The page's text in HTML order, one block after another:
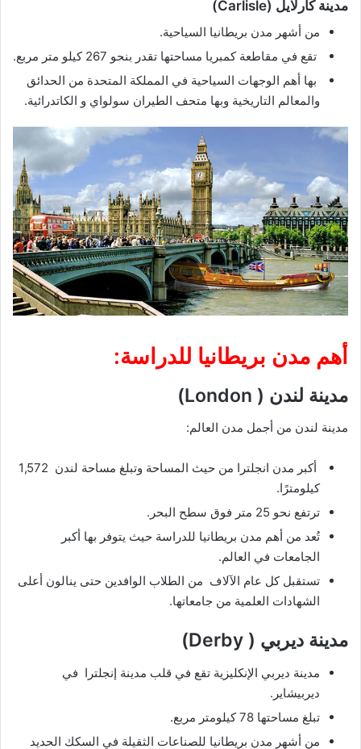
من أشهر مدن بريطانيا السياحية.
تقع في مقاطعة كمبريا مساحتها تقدر بنحو 267 كيلو متر مربع.
بها أهم الوجهات السياحية في المملكة المتحدة من الحدائق
والمعالم التاريخية وبها متحف الطيران سولواي و الكاتدرائية.
أهم مدن بريطانيا للدراسة:
مدينة لندن ( London)
مدينة لندن من أجمل مدن العالم:
أكبر مدن انجلترا من حيث المساحة وتبلغ مساحة لندن 1,572
كيلومترًا.
ترتفع نحو 25 متر فوق سطح البحر.
تُعد من أهم مدن بريطانيا للدراسة حيث يتوفر بها أكبر
الجامعات في العالم.
تستقبل كل عام الآلاف من الطلاب الوافدين حتى ينالون أعلى
الشهادات العلمية من جامعاتها.
مدينة ديربي ( Derby)
مدينة ديربي الإنكليزية تقع في قلب مدينة إنجلترا في
ديربيشاير.
تبلغ مساحتها 78 كيلومتر مربع.
من أشهر مدن بريطانيا للصناعات الثقيلة في السكك الحديد